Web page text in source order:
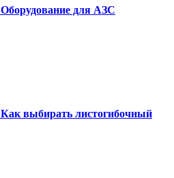
Оборудование для АЗС
Как выбирать листогибочный